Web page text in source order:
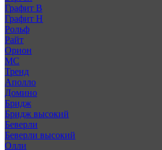
Графит В
Графит Н
Рольф
Райт
Орион
МС
Тренд
Аполло
Домино
Бридж
Бридж высокий
Беверли
Беверли высокий
Олли